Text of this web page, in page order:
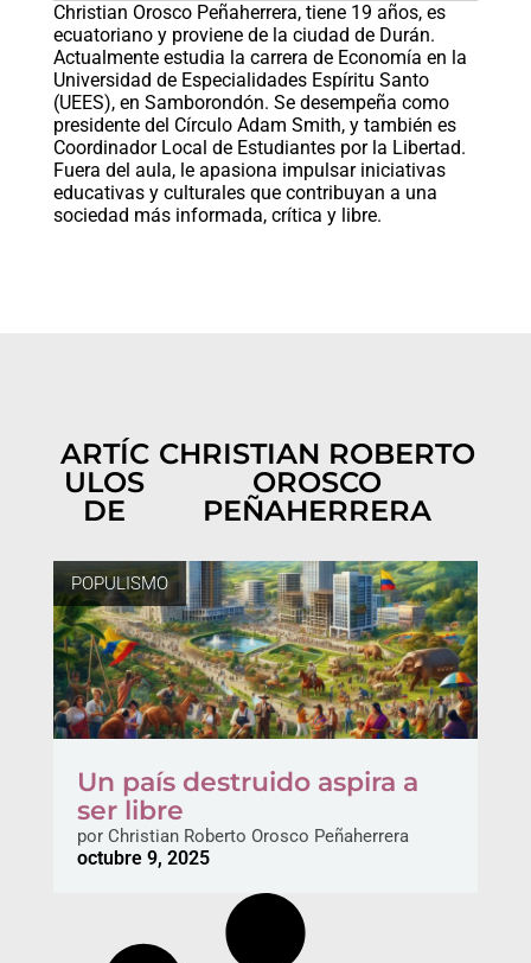
Christian Orosco Peñaherrera, tiene 19 años, es
ecuatoriano y proviene de la ciudad de Durán.
Actualmente estudia la carrera de Economía en la
Universidad de Especialidades Espíritu Santo
(UEES), en Samborondón. Se desempeña como
presidente del Círculo Adam Smith, y también es
Coordinador Local de Estudiantes por la Libertad.
Fuera del aula, le apasiona impulsar iniciativas
educativas y culturales que contribuyan a una
sociedad más informada, crítica y libre.
ARTÍC
ULOS
DE
CHRISTIAN ROBERTO
OROSCO
PEÑAHERRERA
POPULISMO
Un país destruido aspira a
ser libre
porChristian Roberto Orosco Peñaherrera
octubre 9, 2025